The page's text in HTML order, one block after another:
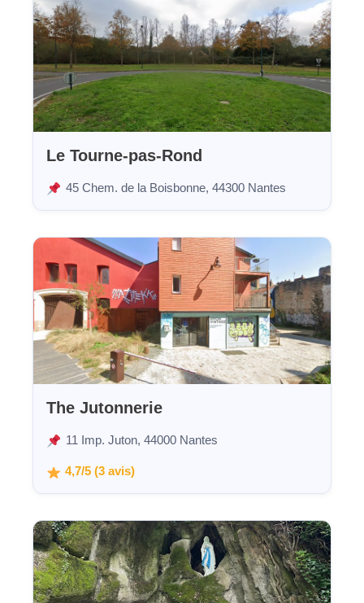
Le Tourne-pas-Rond
45 Chem. de la Boisbonne, 44300 Nantes
The Jutonnerie
11 Imp. Juton, 44000 Nantes
4,7/5 (3 avis)